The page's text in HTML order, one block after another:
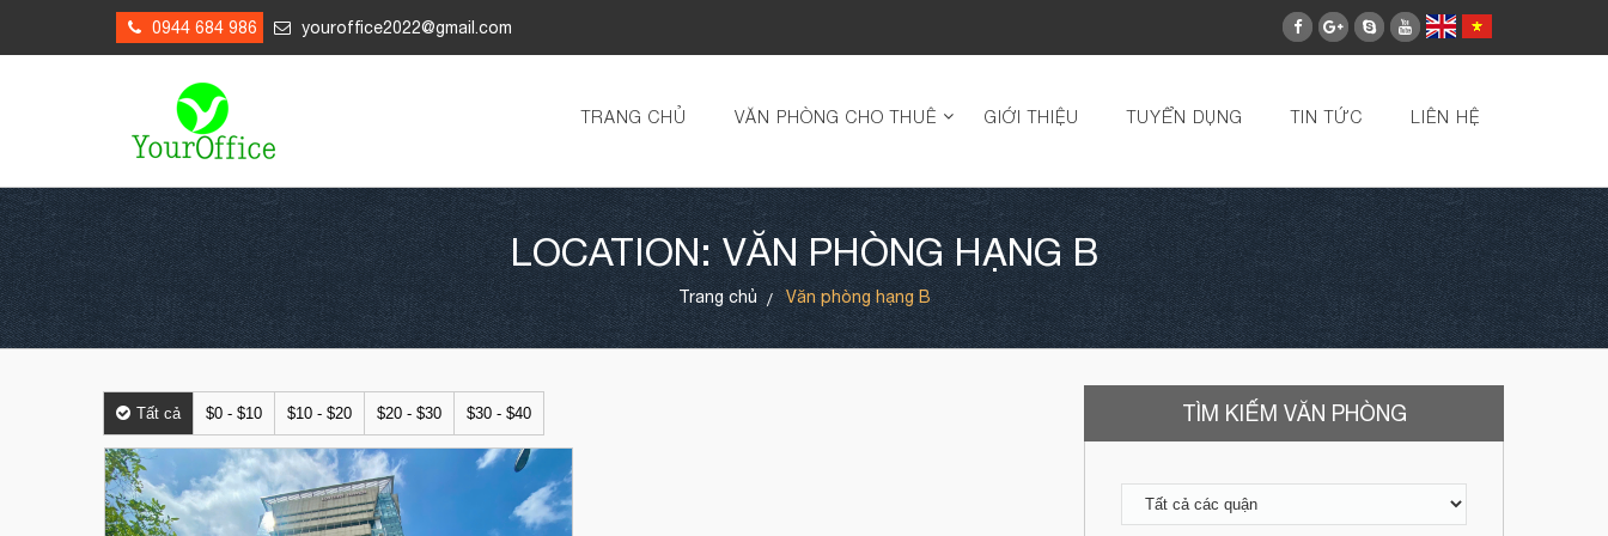
0944 684 986 youroffice2022@gmail.com
TRANG CHỦ VĂN PHÒNG CHO THUÊ GIỚI THIỆU TUYỂN DỤNG TIN TỨC LIÊN HỆ
LOCATION: VĂN PHÒNG HẠNG B
Trang chủ Văn phòng hạng B
TÌM KIẾM VĂN PHÒNG
Tất cả $0 - $10 $10 - $20 $20 - $30 $30 - $40